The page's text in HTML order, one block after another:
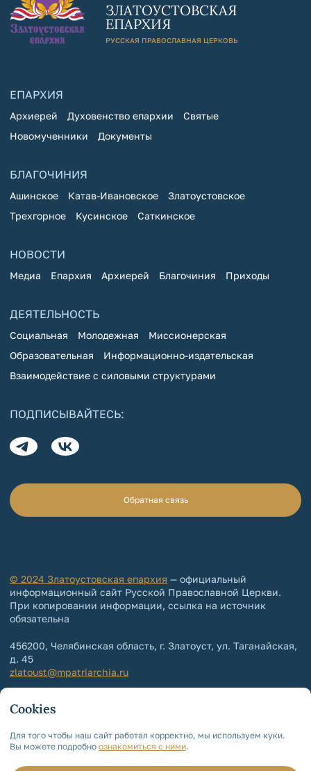
ЗЛАТОУСТОВСКАЯ
ЕПАРХИЯ
РУССКАЯ ПРАВОСЛАВНАЯ ЦЕРКОВЬ
ЕПАРХИЯ
Архиерей Духовенство епархии
Святые
Новомученники
Документы
БЛАГОЧИНИЯ
Ашинское Катав-Ивановское
Златоустовское
Трехгорное
Кусинское Саткинское
НОВОСТИ
Медиа Епархия Архиерей Благочиния Приходы
ДЕЯТЕЛЬНОСТЬ
Социальная Молодежная
Миссионерская
Образовательная
Информационно-издательская
Взаимодействие с силовыми структурами
ПОДПИСЫВАЙТЕСЬ:
Обратная связь
© 2024 Златоустовская епархия — официальный
информационный сайт Русской Православной Церкви.
При копировании информации, ссылка на источник
обязательна
456200, Челябинская область, г. Златоуст, ул. Таганайская,
д. 45
zlatoust@mpatriarchia.ru
+7 (3513) 64-64-64
Политика обработки и защиты
персональных данных
Cookies
Для того чтобы наш сайт работал корректно, мы используем куки.
Вы можете подробно ознакомиться с ними.